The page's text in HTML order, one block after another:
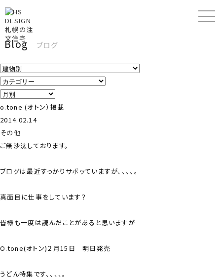
Blog ブログ
o.tone (オトン）掲載
2014.02.14
その他
ご無沙汰しております。
ブログは最近すっかりサボッていますが、、、、。
真面目に仕事をしています？
皆様も一度は読んだことがあると思いますが
O.tone(オトン)２月15日 明日発売
うどん特集です、、、、。